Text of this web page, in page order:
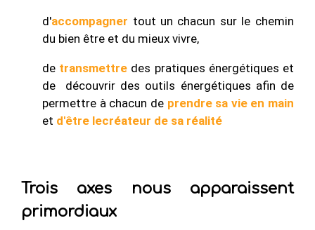
d'accompagner tout un chacun sur le chemin
du bien être et du mieux vivre,
de transmettre des pratiques énergétiques et
de découvrir des outils énergétiques afin de
permettre à chacun de prendre sa vie en main
et d'être lecréateur de sa réalité
Trois axes nous apparaissent
primordiaux